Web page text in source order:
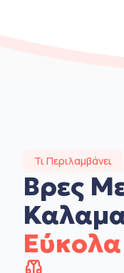
Τι Περιλαμβάνει
Βρες